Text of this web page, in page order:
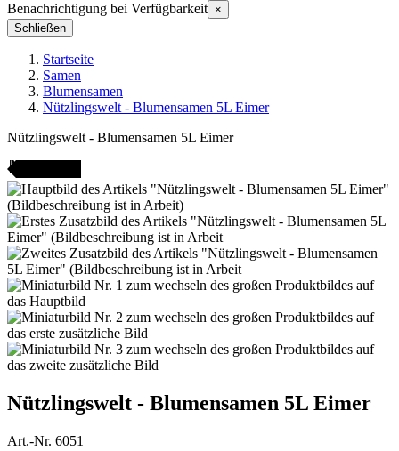
Benachrichtigung bei Verfügbarkeit ×
Schließen
Startseite
Samen
Blumensamen
Nützlingswelt - Blumensamen 5L Eimer
Nützlingswelt - Blumensamen 5L Eimer
Nützlingswelt - Blumensamen 5L Eimer
Art.-Nr. 6051